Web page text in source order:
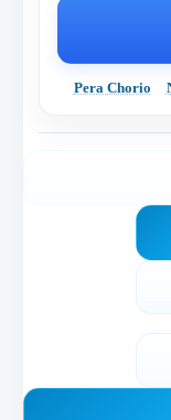
Pera Chorio